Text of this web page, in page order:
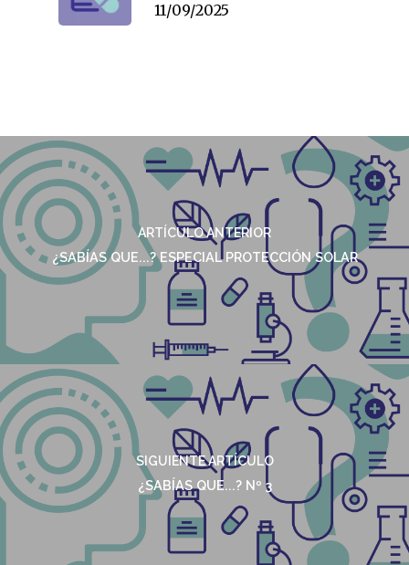
11/09/2025
ARTÍCULO ANTERIOR
¿SABÍAS QUE...? ESPECIAL PROTECCIÓN SOLAR
SIGUIENTE ARTÍCULO
¿SABÍAS QUE...? Nº 3